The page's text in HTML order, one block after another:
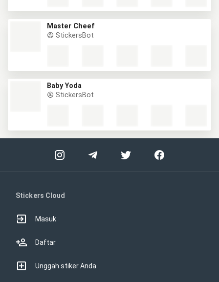
Master Cheef
StickersBot
Baby Yoda
StickersBot
Stickers Cloud
Masuk
Daftar
Unggah stiker Anda